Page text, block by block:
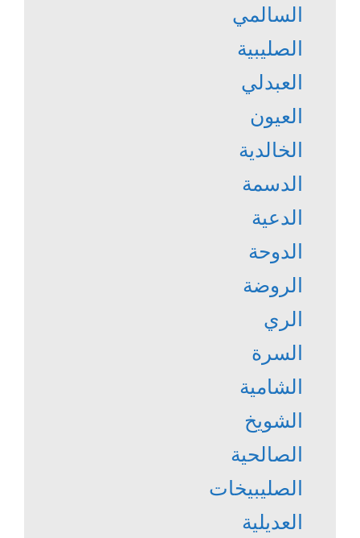
السالمي
الصليبية
العبدلي
العيون
الخالدية
الدسمة
الدعية
الدوحة
الروضة
الري
السرة
الشامية
الشويخ
الصالحية
الصليبيخات
العديلية